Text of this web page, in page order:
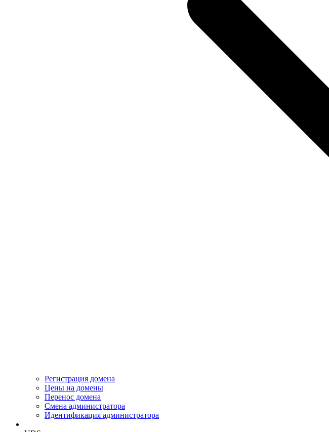
Регистрация домена
Цены на домены
Перенос домена
Смена администратора
Идентификация администратора